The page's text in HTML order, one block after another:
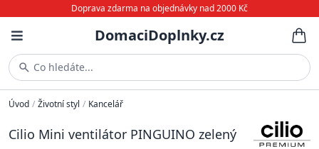
Doprava zdarma na objednávky nad 2000 Kč
DomaciDoplnky.cz
Co hledáte...
Úvod / Životní styl / Kancelář
Cilio Mini ventilátor PINGUINO zelený